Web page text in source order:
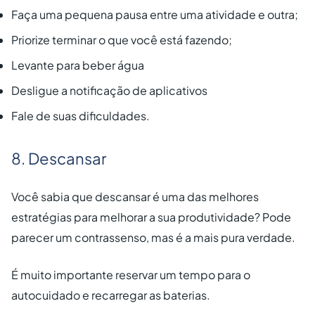
Faça uma pequena pausa entre uma atividade e outra;
Priorize terminar o que você está fazendo;
Levante para beber água
Desligue a notificação de aplicativos
Fale de suas dificuldades.
8. Descansar
Você sabia que descansar é uma das melhores
estratégias para melhorar a sua produtividade? Pode
parecer um contrassenso, mas é a mais pura verdade.
É muito importante reservar um tempo para o
autocuidado e recarregar as baterias.